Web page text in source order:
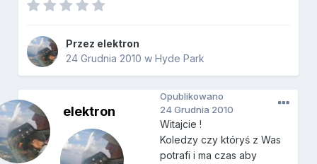
Przez elektron
24 Grudnia 2010 wHyde Park
elektron
Opublikowano
24 Grudnia 2010
Witajcie !
Koledzy czy któryś z Was
potrafi i ma czas aby